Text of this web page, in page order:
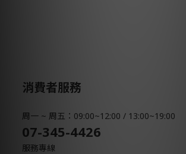
消費者服務
周一 ~ 周五：09:00~12:00 / 13:00~19:00
07-345-4426
服務專線